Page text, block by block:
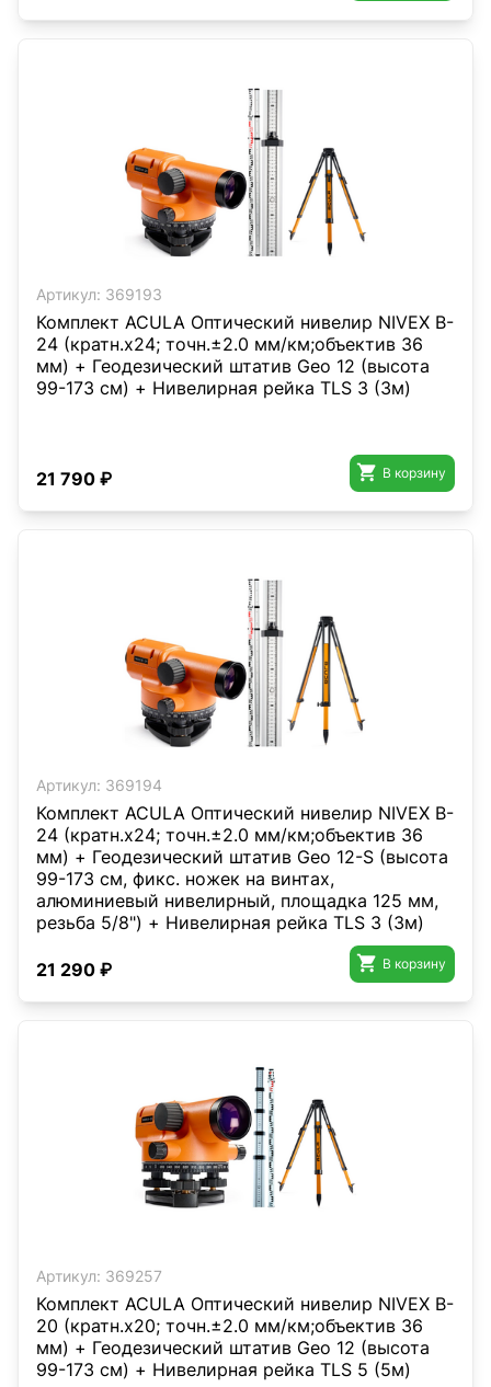
Артикул: 369193
Комплект ACULA Оптический нивелир NIVEX B-
24 (кратн.х24; точн.±2.0 мм/км;объектив 36
мм) + Геодезический штатив Geo 12 (высота
99-173 см) + Нивелирная рейка TLS 3 (3м)
21 790 ₽  В корзину
Артикул: 369194
Комплект ACULA Оптический нивелир NIVEX B-
24 (кратн.х24; точн.±2.0 мм/км;объектив 36
мм) + Геодезический штатив Geo 12-S (высота
99-173 см, фикс. ножек на винтах,
алюминиевый нивелирный, площадка 125 мм,
резьба 5/8") + Нивелирная рейка TLS 3 (3м)
21 290 ₽  В корзину
Артикул: 369257
Комплект ACULA Оптический нивелир NIVEX B-
20 (кратн.х20; точн.±2.0 мм/км;объектив 36
мм) + Геодезический штатив Geo 12 (высота
99-173 см) + Нивелирная рейка TLS 5 (5м)